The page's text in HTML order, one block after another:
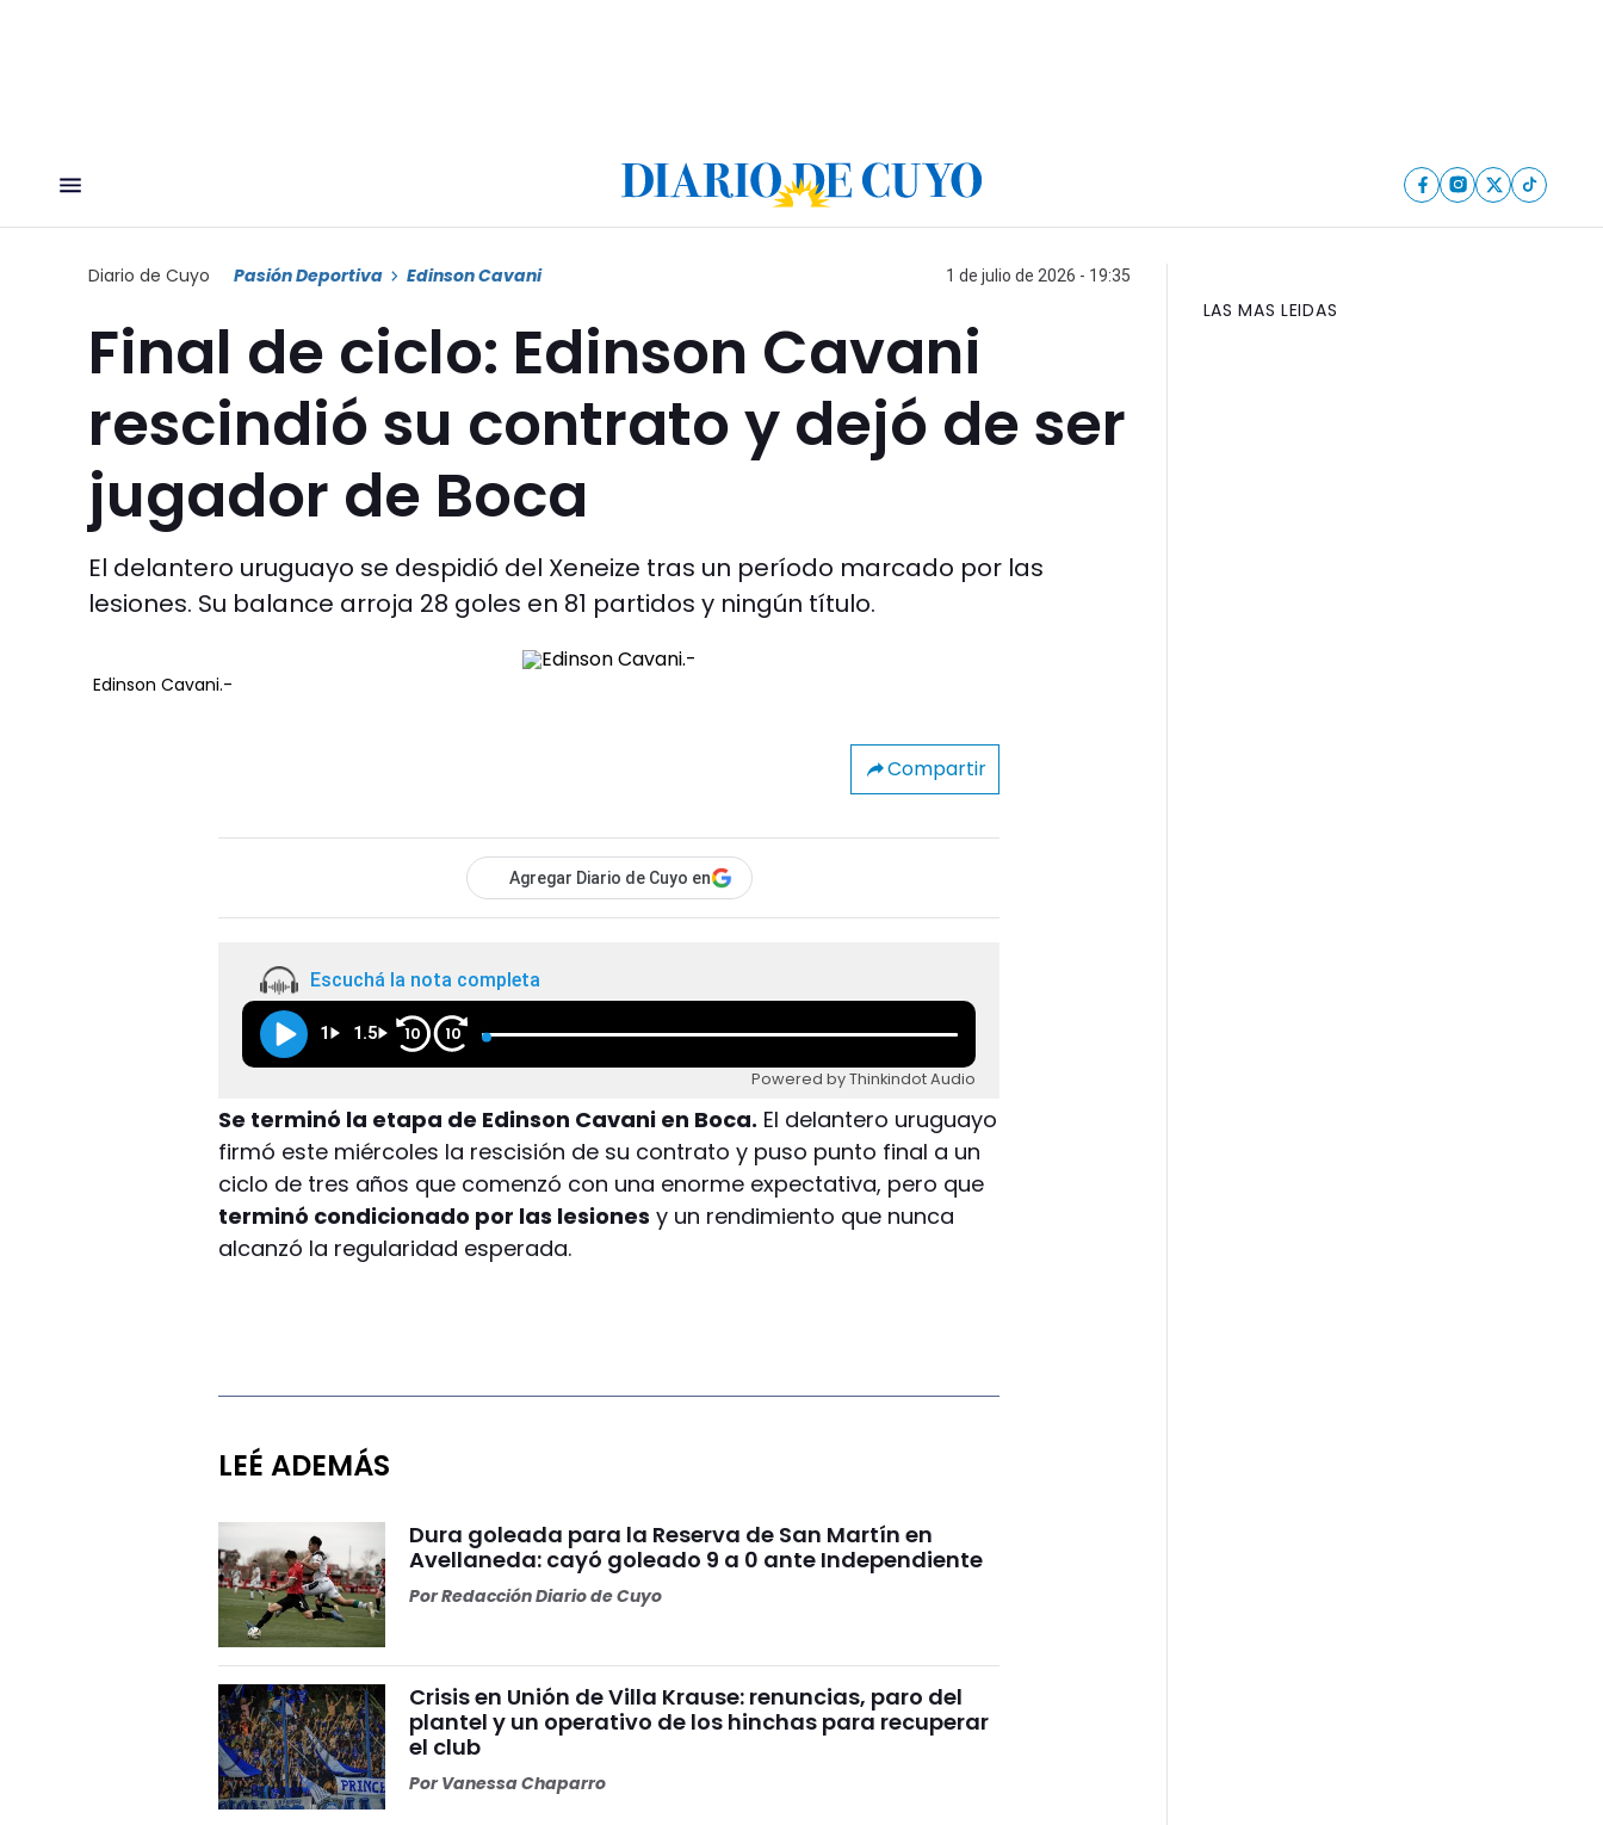
Diario de Cuyo Pasión Deportiva Edinson Cavani 1 de julio de 2026 - 19:35
Final de ciclo: Edinson Cavani
rescindió su contrato y dejó de ser
jugador de Boca
El delantero uruguayo se despidió del Xeneize tras un período marcado por las
lesiones. Su balance arroja 28 goles en 81 partidos y ningún título.
Edinson Cavani.-
Compartir
Agregar Diario de Cuyo en
Escuchá la nota completa
1 1.5 10 10
Powered by Thinkindot Audio
Se terminó la etapa de Edinson Cavani en Boca. El delantero uruguayo
firmó este miércoles la rescisión de su contrato y puso punto final a un
ciclo de tres años que comenzó con una enorme expectativa, pero que
terminó condicionado por las lesiones y un rendimiento que nunca
alcanzó la regularidad esperada.
LEÉ ADEMÁS
Dura goleada para la Reserva de San Martín en
Avellaneda: cayó goleado 9 a 0 ante Independiente
PorRedacción Diario de Cuyo
Crisis en Unión de Villa Krause: renuncias, paro del
plantel y un operativo de los hinchas para recuperar
el club
PorVanessa Chaparro
LAS MAS LEIDAS